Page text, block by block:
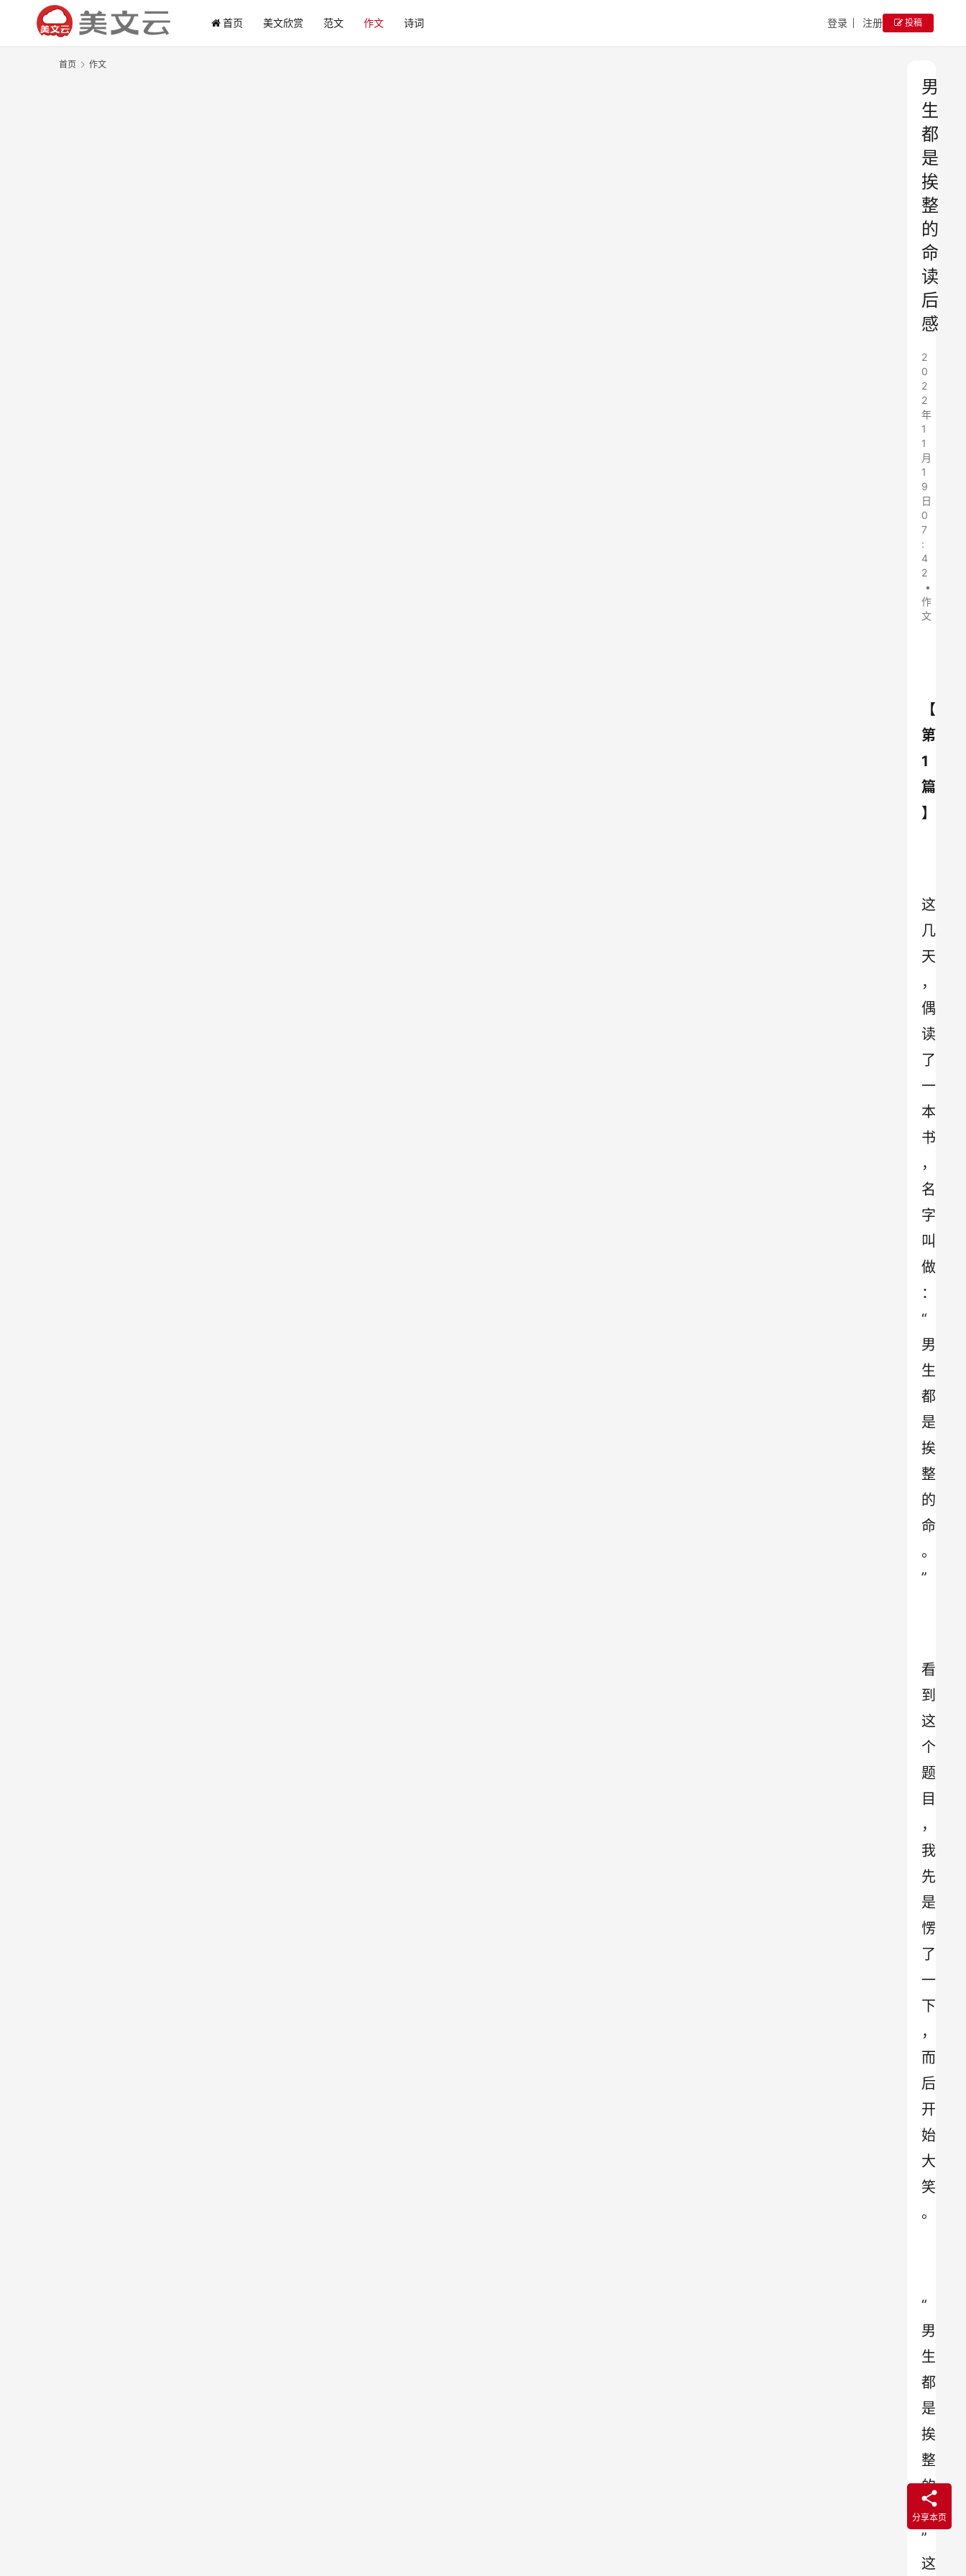
首页 美文欣赏 范文 作文 诗词 登录 注册 投稿
首页 作文
男
生
都
是
挨
整
的
命
读
后
感
2
0
2
2
年
1
1
月
1
9
日
0
7
:
4
2
•
作
文
【
第
1
篇
】
这
几
天
，
偶
读
了
一
本
书
，
名
字
叫
做
：
“
男
生
都
是
挨
整
的
命
。
”
看
到
这
个
题
目
，
我
先
是
愣
了
一
下
，
而
后
开
始
大
笑
。
“
男
生
都
是
挨
整
的
命
”
这
分享本页